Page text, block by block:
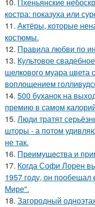
10. Пхеньянские
костра: показуха или
11. Актёры, которые
костюмы.
12. Правила любви по
13. Культовое
шелкового муара цвета
воплощением
14. 500 буханок на
премию в самом
15. Люди тратят
шторы - а потом
не так.
16. Прeимущecтва и
17. Когда Софи Лорен
1957 году, он
Мире".
18. Загородный